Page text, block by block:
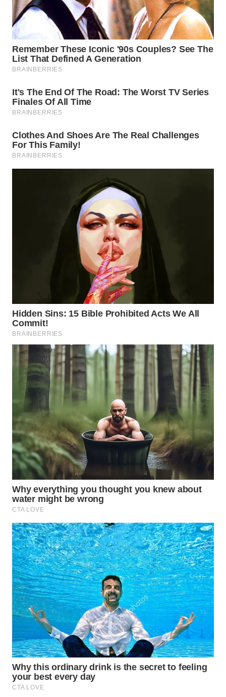
INDRAMAYU
WN
KUNINGAN
WN
MAJALENGKA
WN
SUBANG
WN
WN
SOLO
WN
BOROBUDUR
MADURA
WN
SURABAYA
WN
NATUNA
BINTAN
WN
MANDALIKA
WN
LIKUPANG
WN
LABUANBAJO
WN
BORNEO